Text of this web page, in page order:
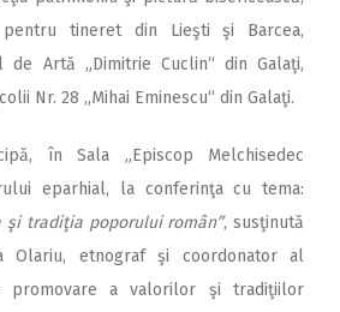
tineret din Lieşti şi Barcea,
de Artă „Dimitrie Cuclin“ din Galaţi,
Nr. 28 „Mihai Eminescu“ din Galaţi.
în Sala „Episcop Melchisedec
eparhial, la conferinţa cu tema:
şi tradiţia poporului român”, susţinută
Olariu, etnograf şi coordonator al
promovare a valorilor şi tradiţiilor